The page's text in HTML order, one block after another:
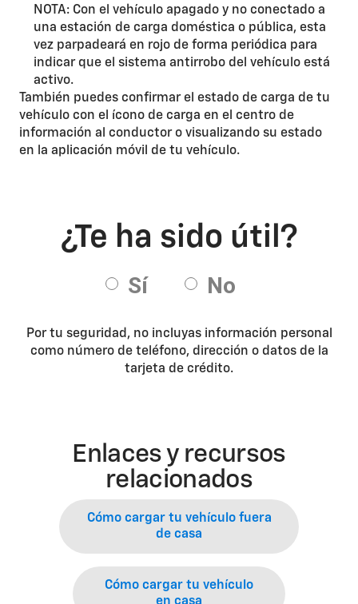
NOTA: Con el vehículo apagado y no conectado a
una estación de carga doméstica o pública, esta
vez parpadeará en rojo de forma periódica para
indicar que el sistema antirrobo del vehículo está
activo.
También puedes confirmar el estado de carga de tu
vehículo con el ícono de carga en el centro de
información al conductor o visualizando su estado
en la aplicación móvil de tu vehículo.
Por tu seguridad, no incluyas información personal
como número de teléfono, dirección o datos de la
tarjeta de crédito.
Enlaces y recursos
relacionados
Cómo cargar tu vehículo fuera
de casa
Cómo cargar tu vehículo